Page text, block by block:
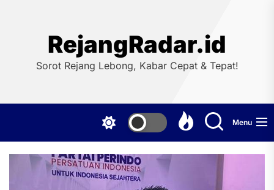
RejangRadar.id
Sorot Rejang Lebong, Kabar Cepat & Tepat!
Menu